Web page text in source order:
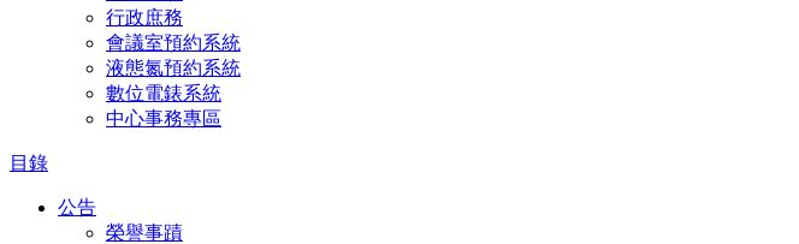
行政庶務
會議室預約系統
液態氮預約系統
數位電錶系統
中心事務專區
目錄
公告
榮譽事蹟